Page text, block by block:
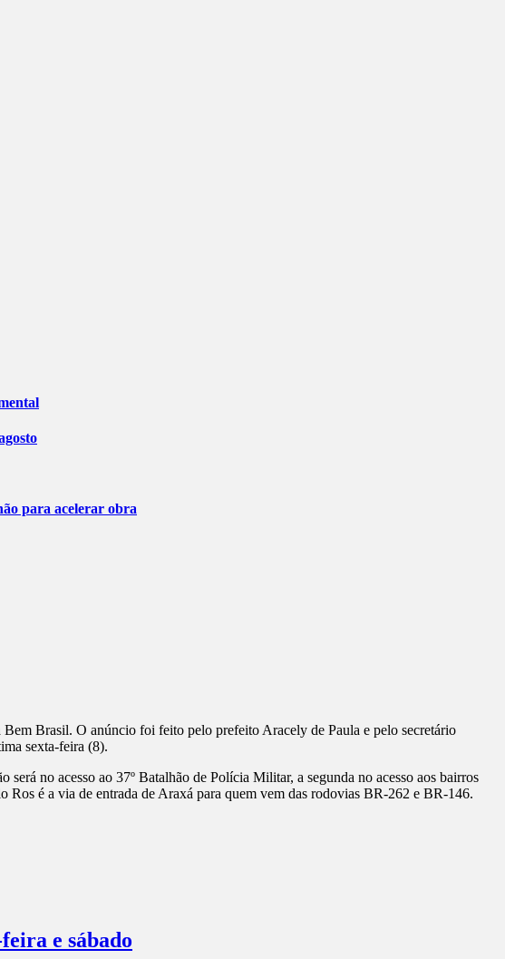
para acelerar obra
Brasil. O anúncio foi feito pelo prefeito Aracely de Paula e pelo secretário
sexta-feira (8).
no acesso ao 37º Batalhão de Polícia Militar, a segunda no acesso aos bairros
é a via de entrada de Araxá para quem vem das rodovias BR-262 e BR-146.
e sábado